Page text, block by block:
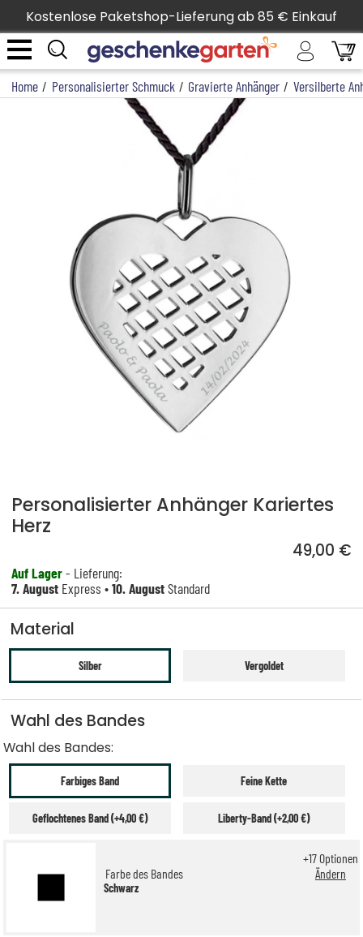
Kostenlose Paketshop-Lieferung ab 85 € Einkauf
Home / Personalisierter Schmuck / Gravierte Anhänger / Versilberte
Personalisierter Anhänger Kariertes
Herz
49,00 €
Auf Lager- Lieferung:
7. August Express •10. AugustStandard
Material
Silber Vergoldet
Wahl des Bandes
Wahl des Bandes:
Farbiges Band Feine Kette
Geflochtenes Band (+4,00 €) Liberty-Band (+2,00 €)
Farbe des Bandes
Schwarz
+17Optionen
Ändern